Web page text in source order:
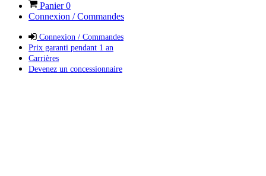
Panier0
Connexion / Commandes
Connexion / Commandes
Prix garanti pendant 1 an
Carrières
Devenez un concessionnaire